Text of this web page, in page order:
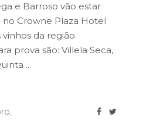
e Barroso vão estar
Crowne Plaza Hotel
da região
prova são: Villela Seca,